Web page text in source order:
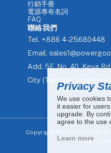
Privacy
We use cookies
it easier for
upgrade. By
agree to the use
Learn more
行銷手冊
電源專有名詞
FAQ
聯絡我們
Tel. +886 4-25680448
Email.
Add. 5F, No. 40, Keya
City (Taichung Science
Copyright ©
POWERGOOD
Rights